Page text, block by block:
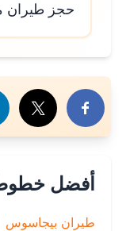
حجز طيران من
هذا الموضوع
أفضل خطوط
طيران بيجاسوس |